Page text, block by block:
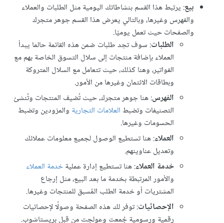
بيع: يرتبط هذا القسم بنشاطاتك اليومية مثل الطلبات والعملاء
والفهرس وغيرها، وبالتالي يعرض هذا القسم جوهر متجرك
والصفحات حيث تعمل يوميًا.
الطلبات: سوف تجد طلبات ضمن هذه القائمة حالما يبدأ
العملاء بإضافة منتجات إلى سلال التسوق الخاصة بهم مع
الفواتير، وهنا كذلك، حيث تتعامل مع السلال المتروكة
وبطاقات الائتمان وغيرها من الأمور.
الفهرس: هنا جوهر متجرك، حيث تُضيف المنتجات وتُنشئ
التصنيفات وتضبطالعلامات التجارية والمزودين وتضبط
الحسومات وغيرها.
العملاء: هنا تستطيع الوصول لجميع معلومات عملائك
وتعديل عناوينهم.
خدمة العملاء: هنا تستطيع إدارة عمليةخدمة العملاء
والأمور المرتبطة بخدمة ما بعد البيع، مثل إرجاع
المشتريات أو خدمة الطلب المُسبق للمنتجات وغيرها.
الإحصائيات: توفر لك هذه الصفحة وصولًا لإحصائيات
رقمية ورسومية جُمعت وعولجت من قبل بريستاشوب.